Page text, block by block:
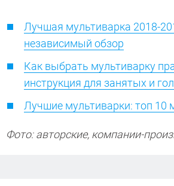
Лучшая мультиварка 2018-
независимый обзор
Как выбрать мультиварку
инструкция для занятых и
Лучшие мультиварки: топ 10
Фото: авторские, компании-